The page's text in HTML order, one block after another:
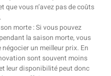
vous n’avez pas de coûts
morte : Si vous pouvez
la saison morte, vous
un meilleur prix. En
sont souvent moins
leur disponibilité peut donc